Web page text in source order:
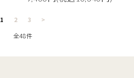
1 2 3
>
全48件